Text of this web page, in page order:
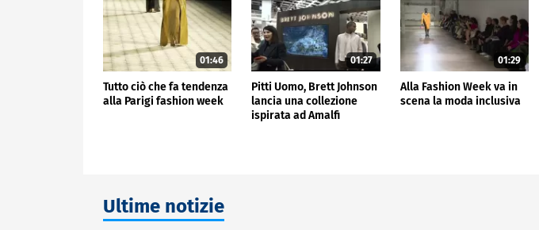
01:46
Tutto ciò che fa tendenza
alla Parigi fashion week
01:27
Pitti Uomo, Brett Johnson
lancia una collezione
ispirata ad Amalfi
01:29
Alla Fashion Week va in
scena la moda inclusiva
Ultime notizie